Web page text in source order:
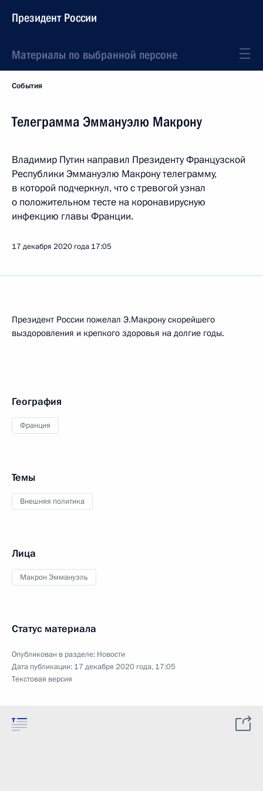
Президент России
Материалы по выбранной персоне
События
Телеграмма Эммануэлю Макрону
Владимир Путин направил Президенту Французской
Республики Эммануэлю Макрону телеграмму,
в которой подчеркнул, что с тревогой узнал
о положительном тесте на коронавирусную
инфекцию главы Франции.
17 декабря 2020 года 17:05
Президент России пожелал Э.Макрону скорейшего
выздоровления и крепкого здоровья на долгие годы.
География
Франция
Темы
Внешняя политика
Лица
Макрон Эммануэль
Статус материала
Опубликован в разделе: Новости
Дата публикации: 17 декабря 2020 года, 17:05
Текстовая версия